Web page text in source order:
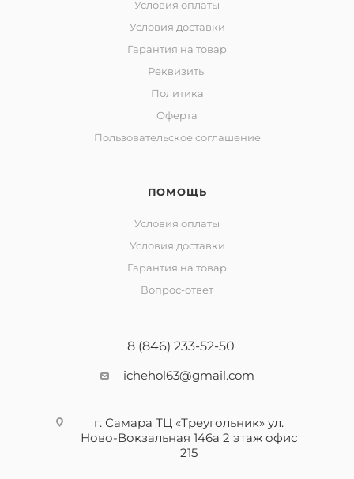
Условия оплаты
Условия доставки
Гарантия на товар
Реквизиты
Политика
Оферта
Пользовательское соглашение
ПОМОЩЬ
Условия оплаты
Условия доставки
Гарантия на товар
Вопрос-ответ
8 (846) 233-52-50
ichehol63@gmail.com
г. Самара ТЦ «Треугольник» ул.
Ново-Вокзальная 146а 2 этаж офис
215